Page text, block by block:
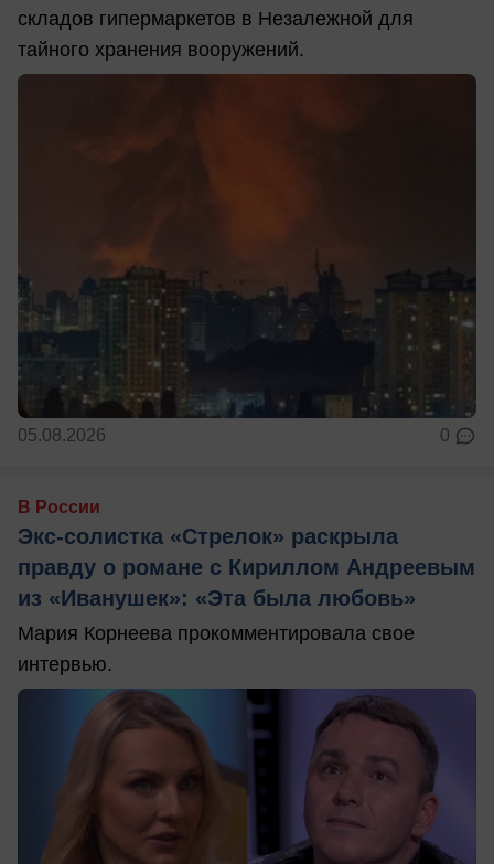
складов гипермаркетов в Незалежной для
тайного хранения вооружений.
05.08.2026 0
В России
Экс-солистка «Стрелок» раскрыла
правду о романе с Кириллом Андреевым
из «Иванушек»: «Эта была любовь»
Мария Корнеева прокомментировала свое
интервью.